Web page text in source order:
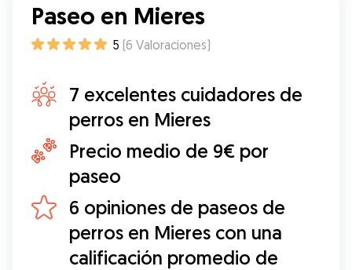
Paseo en Mieres
5 (6 Valoraciones)
7 excelentes cuidadores de
perros en Mieres
Precio medio de 9€ por
paseo
6 opiniones de paseos de
perros en Mieres con una
calificación promedio de